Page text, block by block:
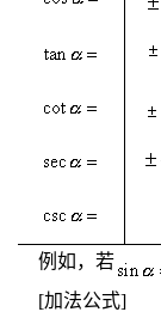
例如，若
[加法公式]